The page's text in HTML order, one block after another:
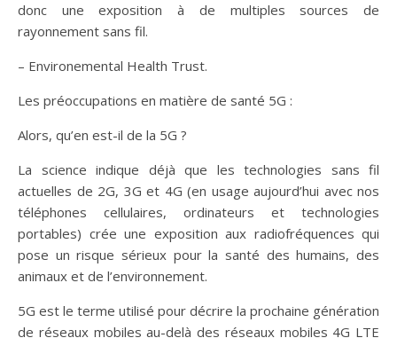
donc une exposition à de multiples sources de
rayonnement sans fil.
– Environemental Health Trust.
Les préoccupations en matière de santé 5G :
Alors, qu’en est-il de la 5G ?
La science indique déjà que les technologies sans fil
actuelles de 2G, 3G et 4G (en usage aujourd’hui avec nos
téléphones cellulaires, ordinateurs et technologies
portables) crée une exposition aux radiofréquences qui
pose un risque sérieux pour la santé des humains, des
animaux et de l’environnement.
5G est le terme utilisé pour décrire la prochaine génération
de réseaux mobiles au-delà des réseaux mobiles 4G LTE